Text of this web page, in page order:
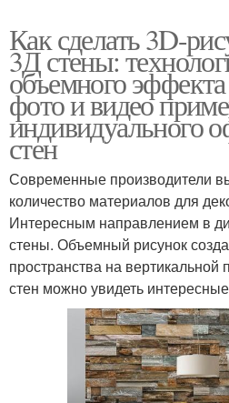
Как сделать 3D-
3Д стены:
объемного
фото и видео
индивидуального
стен
Современные производители
количество материалов для
Интересным направлением в
стены. Объемный рисунок
пространства на
стен можно увидеть